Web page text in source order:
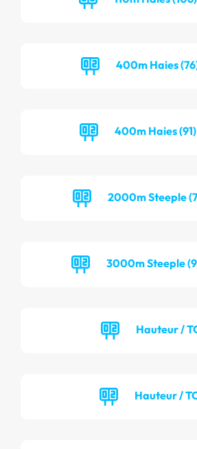
400m Haies
400m Haies
2000m Steeple
3000m Steeple
Hauteur /
Hauteur /